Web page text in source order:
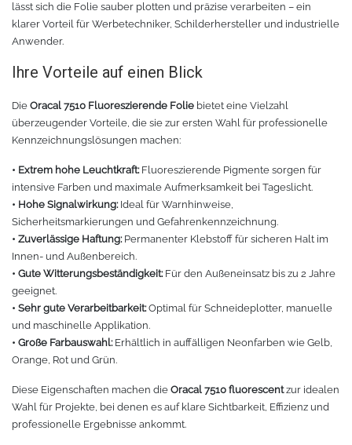
Chemica Quickflex
Chemica Allmark
Chemica Carbon
Sonnenschutzfolie für Autos
Marathon
Sonnenschutzfolie für Gebäude
Sunlight
Rollenhalter
Materialrollen
Zubehör für Transferpressen
Teflonkissen
Teflonfolie und Klebeband
Silikonmatten zum backen
Verschiedenes
Verschiedene
lässt sich die Folie sauber plotten und präzise verarbeiten – ein
klarer Vorteil für Werbetechniker, Schilderhersteller und industrielle
Anwender.
Ihre Vorteile auf einen Blick
Die Oracal 7510 Fluoreszierende Folie bietet eine Vielzahl
überzeugender Vorteile, die sie zur ersten Wahl für professionelle
Kennzeichnungslösungen machen:
• Extrem hohe Leuchtkraft:Fluoreszierende Pigmente sorgen für
intensive Farben und maximale Aufmerksamkeit bei Tageslicht.
• Hohe Signalwirkung:Ideal für Warnhinweise,
Sicherheitsmarkierungen und Gefahrenkennzeichnung.
• Zuverlässige Haftung:Permanenter Klebstoff für sicheren Halt im
Innen- und Außenbereich.
• Gute Witterungsbeständigkeit:Für den Außeneinsatz bis zu 2 Jahre
geeignet.
• Sehr gute Verarbeitbarkeit:Optimal für Schneideplotter, manuelle
und maschinelle Applikation.
• Große Farbauswahl:Erhältlich in auffälligen Neonfarben wie Gelb,
Orange, Rot und Grün.
Diese Eigenschaften machen die Oracal 7510 fluorescentzur idealen
Wahl für Projekte, bei denen es auf klare Sichtbarkeit, Effizienz und
professionelle Ergebnisse ankommt.